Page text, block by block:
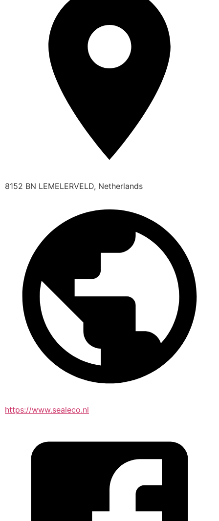
8152 BN LEMELERVELD, Netherlands
https://www.sealeco.nl